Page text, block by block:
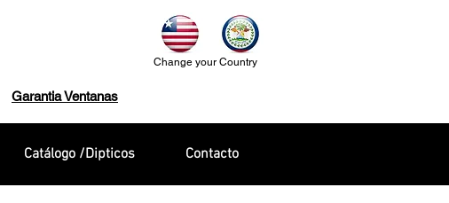
Change your Country
Garantia Ventanas
Catálogo /Dipticos Contacto